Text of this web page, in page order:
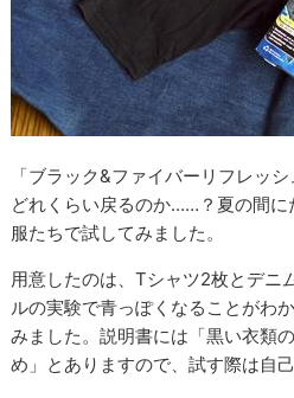
「ブラック&ファイバーリフレッ
どれくらい戻るのか……？夏の間に
服たちで試してみました。
用意したのは、Tシャツ2枚とデニ
ルの実験で青っぽくなることがわ
みました。説明書には「黒い衣類
め」とありますので、試す際は自